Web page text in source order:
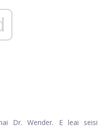
Dr. Wender. E leai seisi